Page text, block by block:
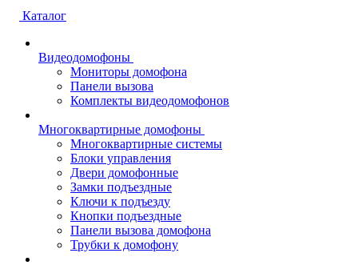
Каталог
Видеодомофоны
Мониторы домофона
Панели вызова
Комплекты видеодомофонов
Многоквартирные домофоны
Многоквартирные системы
Блоки управления
Двери домофонные
Замки подъездные
Ключи к подъезду
Кнопки подъездные
Панели вызова домофона
Трубки к домофону